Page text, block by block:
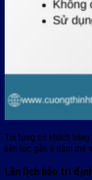
Tôi từng có khách
liên tục gần 6 năm mà
Lên lịch bảo trì